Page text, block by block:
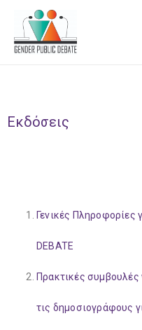
Εκδόσεις
Γενικές Πληροφορίες
DEBATE
Πρακτικές συμβουλές
τις δημοσιογράφους